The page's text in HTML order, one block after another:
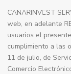
CANARINVEST
web, en adelante
usuarios el
cumplimiento a las
11 de julio, de
Comercio